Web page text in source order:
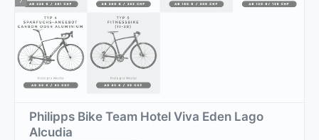
Philipps Bike Team Hotel Viva Eden Lago
Alcudia